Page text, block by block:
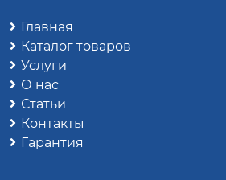
Главная
Каталог товаров
Услуги
О нас
Статьи
Контакты
Гарантия